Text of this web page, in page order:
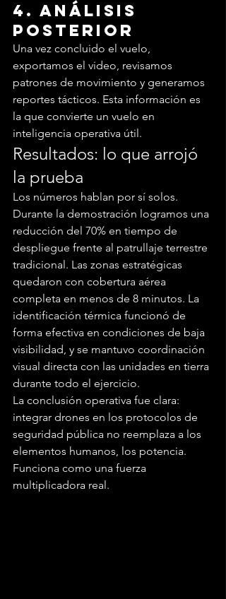
4. Análisis
posterior
Una vez concluido el vuelo,
exportamos el video, revisamos
patrones de movimiento y generamos
reportes tácticos. Esta información es
la que convierte un vuelo en
inteligencia operativa útil.
Resultados: lo que arrojó
la prueba
Los números hablan por sí solos.
Durante la demostración logramos una
reducción del 70% en tiempo de
despliegue frente al patrullaje terrestre
tradicional. Las zonas estratégicas
quedaron con cobertura aérea
completa en menos de 8 minutos. La
identificación térmica funcionó de
forma efectiva en condiciones de baja
visibilidad, y se mantuvo coordinación
visual directa con las unidades en tierra
durante todo el ejercicio.
La conclusión operativa fue clara:
integrar drones en los protocolos de
seguridad pública no reemplaza a los
elementos humanos, los potencia.
Funciona como una fuerza
multiplicadora real.